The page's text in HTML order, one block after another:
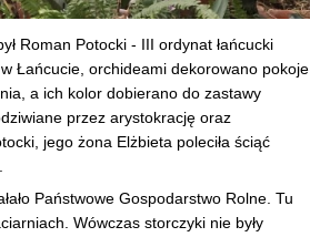
Roman Potocki - III ordynat łańcucki
Łańcucie, orchideami dekorowano pokoje
a ich kolor dobierano do zastawy
przez arystokrację oraz
jego żona Elżbieta poleciła ściąć
Państwowe Gospodarstwo Rolne. Tu
Wówczas storczyki nie były